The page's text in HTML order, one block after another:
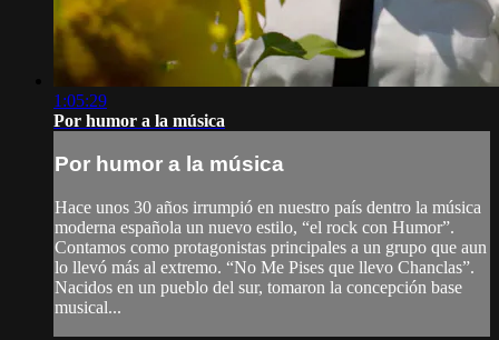
1:05:29
Por humor a la música
Por humor a la música
Hace unos 30 años irrumpió en nuestro país dentro la música
moderna española un nuevo estilo, “el rock con Humor”.
Contamos como protagonistas principales a un grupo que aun
lo llevó más al extremo. “No Me Pises que llevo Chanclas”.
Nacidos en un pueblo del sur, tomaron la concepción base
musical...